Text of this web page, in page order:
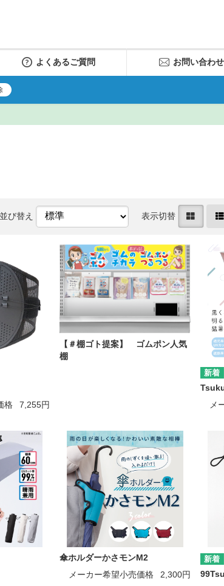
よくあるご質問 お問い合わせ
並び替え 表示切替
格
7,255円
【＃棚ゴト提案】 ゴムポン人気
棚
メ
傘ホルダーかさモンM2
メーカー希望小売価格
2,300円